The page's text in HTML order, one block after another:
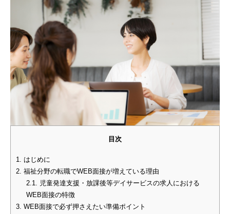
目次
1. はじめに
2. 福祉分野の転職でWEB面接が増えている理由
2.1. 児童発達支援・放課後等デイサービスの求人における
WEB面接の特徴
3. WEB面接で必ず押さえたい準備ポイント